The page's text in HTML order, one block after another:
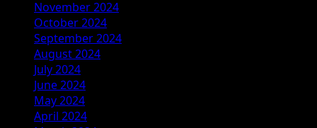
November 2024
October 2024
September 2024
August 2024
July 2024
June 2024
May 2024
April 2024